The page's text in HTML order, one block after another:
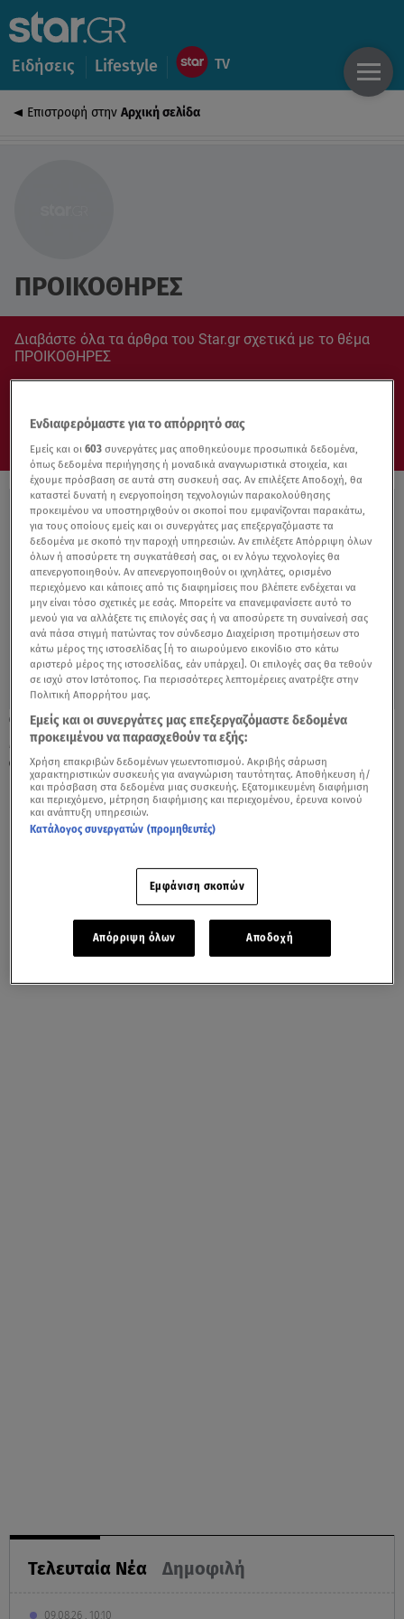
Ειδήσεις Lifestyle
Επιστροφή στην Αρχική σελίδα
ΠΡΟΙΚΟΘΗΡΕΣ
Διαβάστε όλα τα άρθρα του Star.gr σχετικά με το θέμα
ΠΡΟΙΚΟΘΗΡΕΣ
13.10.21, 16:52
Μπέρδεψαν τα γεράκια με τις… προίκες σε
ΦΕΚ τριών Υπουργείων!
Τελευταία Νέα Δημοφιλή
09.08.26 , 10:10
Ενδιαφερόμαστε για το απόρρητό σας
Εμείς και οι603 συνεργάτες μας αποθηκεύουμε προσωπικά δεδομένα,
όπως δεδομένα περιήγησης ή μοναδικά αναγνωριστικά στοιχεία, και
έχουμε πρόσβαση σε αυτά στη συσκευή σας. Αν επιλέξετε Αποδοχή, θα
καταστεί δυνατή η ενεργοποίηση τεχνολογιών παρακολούθησης
προκειμένου να υποστηριχθούν οι σκοποί που εμφανίζονται παρακάτω,
για τους οποίους εμείς και οι συνεργάτες μας επεξεργαζόμαστε τα
δεδομένα με σκοπό την παροχή υπηρεσιών. Αν επιλέξετε Απόρριψη όλων
όλων ή αποσύρετε τη συγκατάθεσή σας, οι εν λόγω τεχνολογίες θα
απενεργοποιηθούν. Αν απενεργοποιηθούν οι ιχνηλάτες, ορισμένο
περιεχόμενο και κάποιες από τις διαφημίσεις που βλέπετε ενδέχεται να
μην είναι τόσο σχετικές με εσάς. Μπορείτε να επανεμφανίσετε αυτό το
μενού για να αλλάξετε τις επιλογές σας ή να αποσύρετε τη συναίνεσή σας
ανά πάσα στιγμή πατώντας τον σύνδεσμο Διαχείριση προτιμήσεων στο
κάτω μέρος της ιστοσελίδας [ή το αιωρούμενο εικονίδιο στο κάτω
αριστερό μέρος της ιστοσελίδας, εάν υπάρχει]. Οι επιλογές σας θα τεθούν
σε ισχύ στον Ιστότοπος. Για περισσότερες λεπτομέρειες ανατρέξτε στην
Πολιτική Απορρήτου μας.
Εμείς και οι συνεργάτες μας επεξεργαζόμαστε δεδομένα
προκειμένου να παρασχεθούν τα εξής:
Χρήση επακριβών δεδομένων γεωεντοπισμού. Ακριβής σάρωση
χαρακτηριστικών συσκευής για αναγνώριση ταυτότητας. Αποθήκευση ή/
και πρόσβαση στα δεδομένα μιας συσκευής. Εξατομικευμένη διαφήμιση
και περιεχόμενο, μέτρηση διαφήμισης και περιεχομένου, έρευνα κοινού
και ανάπτυξη υπηρεσιών.
Κατάλογος συνεργατών (προμηθευτές)
Εμφάνιση σκοπών
Απόρριψη όλων Αποδοχή